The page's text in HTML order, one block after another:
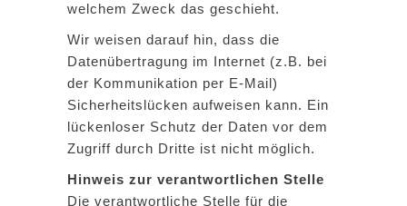
welchem Zweck das geschieht.
Wir weisen darauf hin, dass die
Datenübertragung im Internet (z.B. bei
der Kommunikation per E-Mail)
Sicherheitslücken aufweisen kann. Ein
lückenloser Schutz der Daten vor dem
Zugriff durch Dritte ist nicht möglich.
Hinweis zur verantwortlichen Stelle
Die verantwortliche Stelle für die